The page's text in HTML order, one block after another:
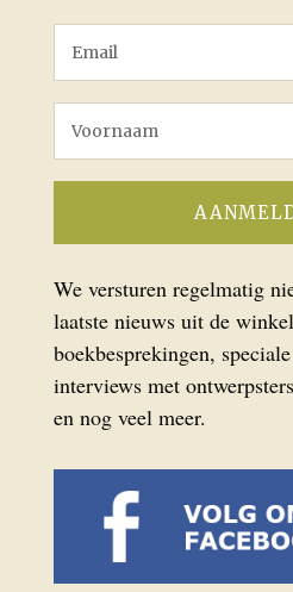
We versturen regelmatig
laatste nieuws uit de
boekbesprekingen,
interviews met
en nog veel meer.